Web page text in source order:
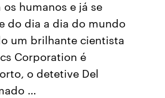
humanos e já se
do dia a dia do mundo
um brilhante cientista
Corporation é
o detetive Del
…